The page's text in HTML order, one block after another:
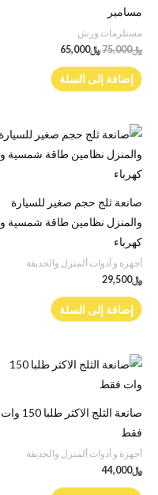
مسامير
مستلزمات ورش
﷼75,000﷼65,000
إضافة إلى السلة
صانعة ثلج حجم صغير للسيارة
والمنزل نظامين طاقة شمسية و
كهرباء
أجهزة و أدوات ألمنزل والحديقة
﷼29,500
إضافة إلى السلة
صانعة الثلج الاكثر طلبا 150 وات
فقط
أجهزة و أدوات ألمنزل والحديقة
﷼44,000